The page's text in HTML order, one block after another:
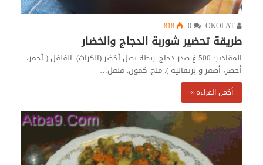
818
طريقة تحضير شوربة الدجاج والخضار
المقادير: 500 غ صدر دجاج. ربطة بصل أخضر (الكراث). الفلفل ( أحمر،
أخضر، أصفر و برتقالية ). ملح. كمون. فلفل…
أكمل القراءة »